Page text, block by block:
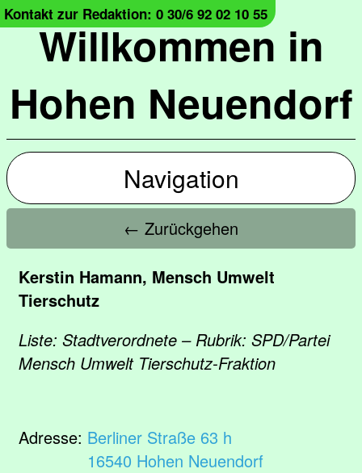
Willkommen in
Hohen Neuendorf
Kontakt zur Redaktion: 0 30/6 92 02 10 55
Navigation
← Zurückgehen
Kerstin Hamann, Mensch Umwelt
Tierschutz
Liste: Stadtverordnete – Rubrik: SPD/Partei
Mensch Umwelt Tierschutz-Fraktion
Adresse: Berliner Straße 63 h
16540 Hohen Neuendorf